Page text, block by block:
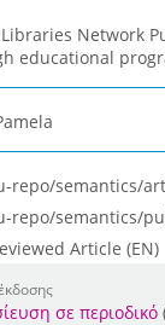
Libraries Network
educational
repo/semantics/
repo/semantics/
Article (EN)
σε περιοδικό